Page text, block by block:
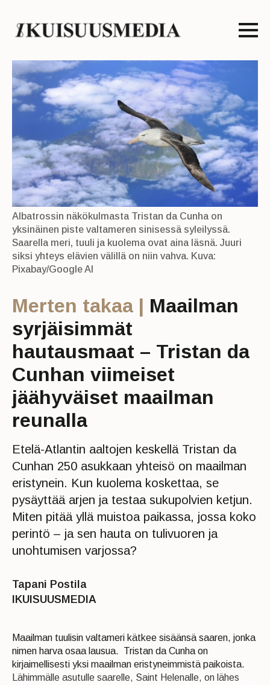
Albatrossin näkökulmasta Tristan da Cunha on
yksinäinen piste valtameren sinisessä syleilyssä.
Saarella meri, tuuli ja kuolema ovat aina läsnä. Juuri
siksi yhteys elävien välillä on niin vahva. Kuva:
Pixabay/Google AI
Merten takaa | Maailman
syrjäisimmät
hautausmaat – Tristan da
Cunhan viimeiset
jäähyväiset maailman
reunalla
Etelä-Atlantin aaltojen keskellä Tristan da
Cunhan 250 asukkaan yhteisö on maailman
eristynein. Kun kuolema koskettaa, se
pysäyttää arjen ja testaa sukupolvien ketjun.
Miten pitää yllä muistoa paikassa, jossa koko
perintö – ja sen hauta on tulivuoren ja
unohtumisen varjossa?
Tapani Postila
IKUISUUSMEDIA
Maailman tuulisin valtameri kätkee sisäänsä saaren, jonka
nimen harva osaa lausua. Tristan da Cunha on
kirjaimellisesti yksi maailman eristyneimmistä paikoista.
Lähimmälle asutulle saarelle, Saint Helenalle, on lähes